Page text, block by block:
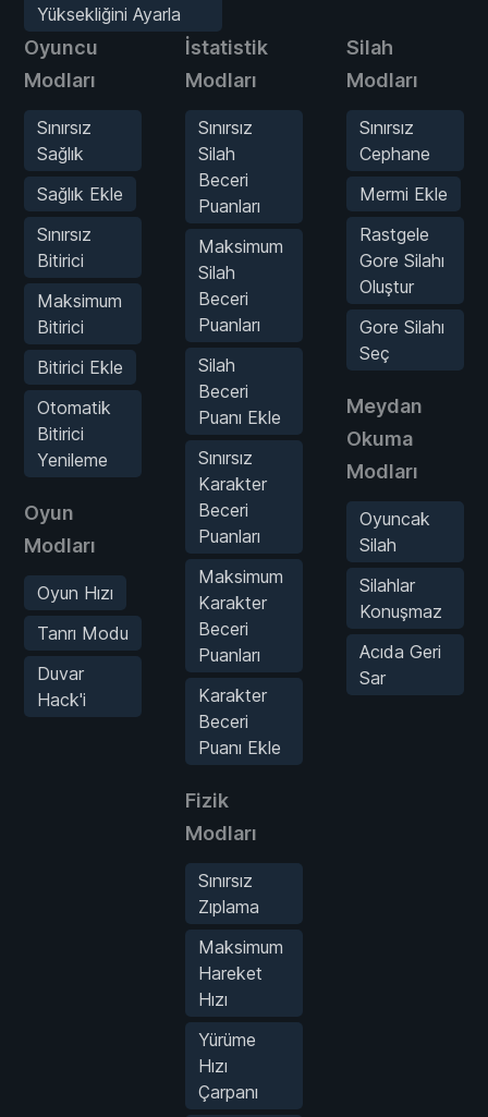
Yüksekliğini Ayarla
Oyuncu
Modları
Sınırsız
Sağlık
Sağlık Ekle
Sınırsız
Bitirici
Maksimum
Bitirici
Bitirici Ekle
Otomatik
Bitirici
Yenileme
Oyun
Modları
Oyun Hızı
Tanrı Modu
Duvar
Hack'i
İstatistik
Modları
Sınırsız
Silah
Beceri
Puanları
Maksimum
Silah
Beceri
Puanları
Silah
Beceri
Puanı Ekle
Sınırsız
Karakter
Beceri
Puanları
Maksimum
Karakter
Beceri
Puanları
Karakter
Beceri
Puanı Ekle
Fizik
Modları
Sınırsız
Zıplama
Maksimum
Hareket
Hızı
Yürüme
Hızı
Çarpanı
Silah
Modları
Sınırsız
Cephane
Mermi Ekle
Rastgele
Gore Silahı
Oluştur
Gore Silahı
Seç
Meydan
Okuma
Modları
Oyuncak
Silah
Silahlar
Konuşmaz
Acıda Geri
Sar